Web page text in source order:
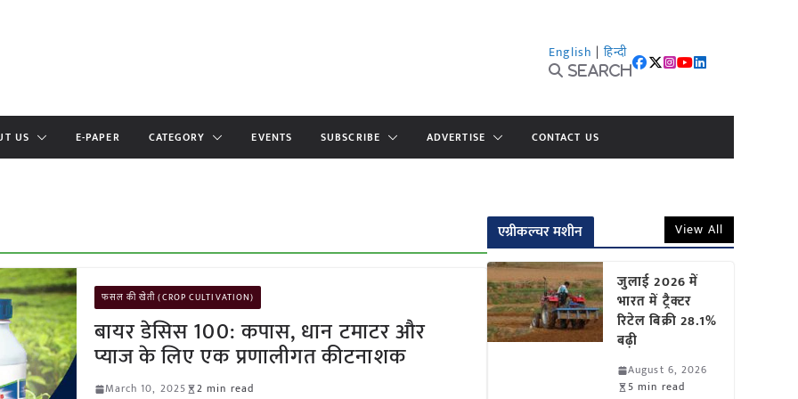
English | हिन्दी
Search
US E-PAPER CATEGORY EVENTS SUBSCRIBE ADVERTISE CONTACT US
फसल की खेती (CROP CULTIVATION)
बायर डेसिस 100: कपास, धान टमाटर और
प्याज के लिए एक प्रणालीगत कीटनाशक
March 10, 2025
2 min read
एग्रीकल्चर मशीन View All
जुलाई 2026 में
भारत में ट्रैक्टर
रिटेल बिक्री 28.1%
बढ़ी
August 6, 2026
5 min read